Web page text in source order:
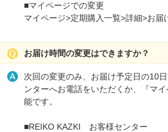
■マイページでの変更
マイページ>定期購入一覧>詳細>お届
お届け時間の変更はできますか？
次回の変更のみ、お届け予定日の10
ンターへお電話をいただくか、『マ
能です。
■REIKO KAZKI お客様センター